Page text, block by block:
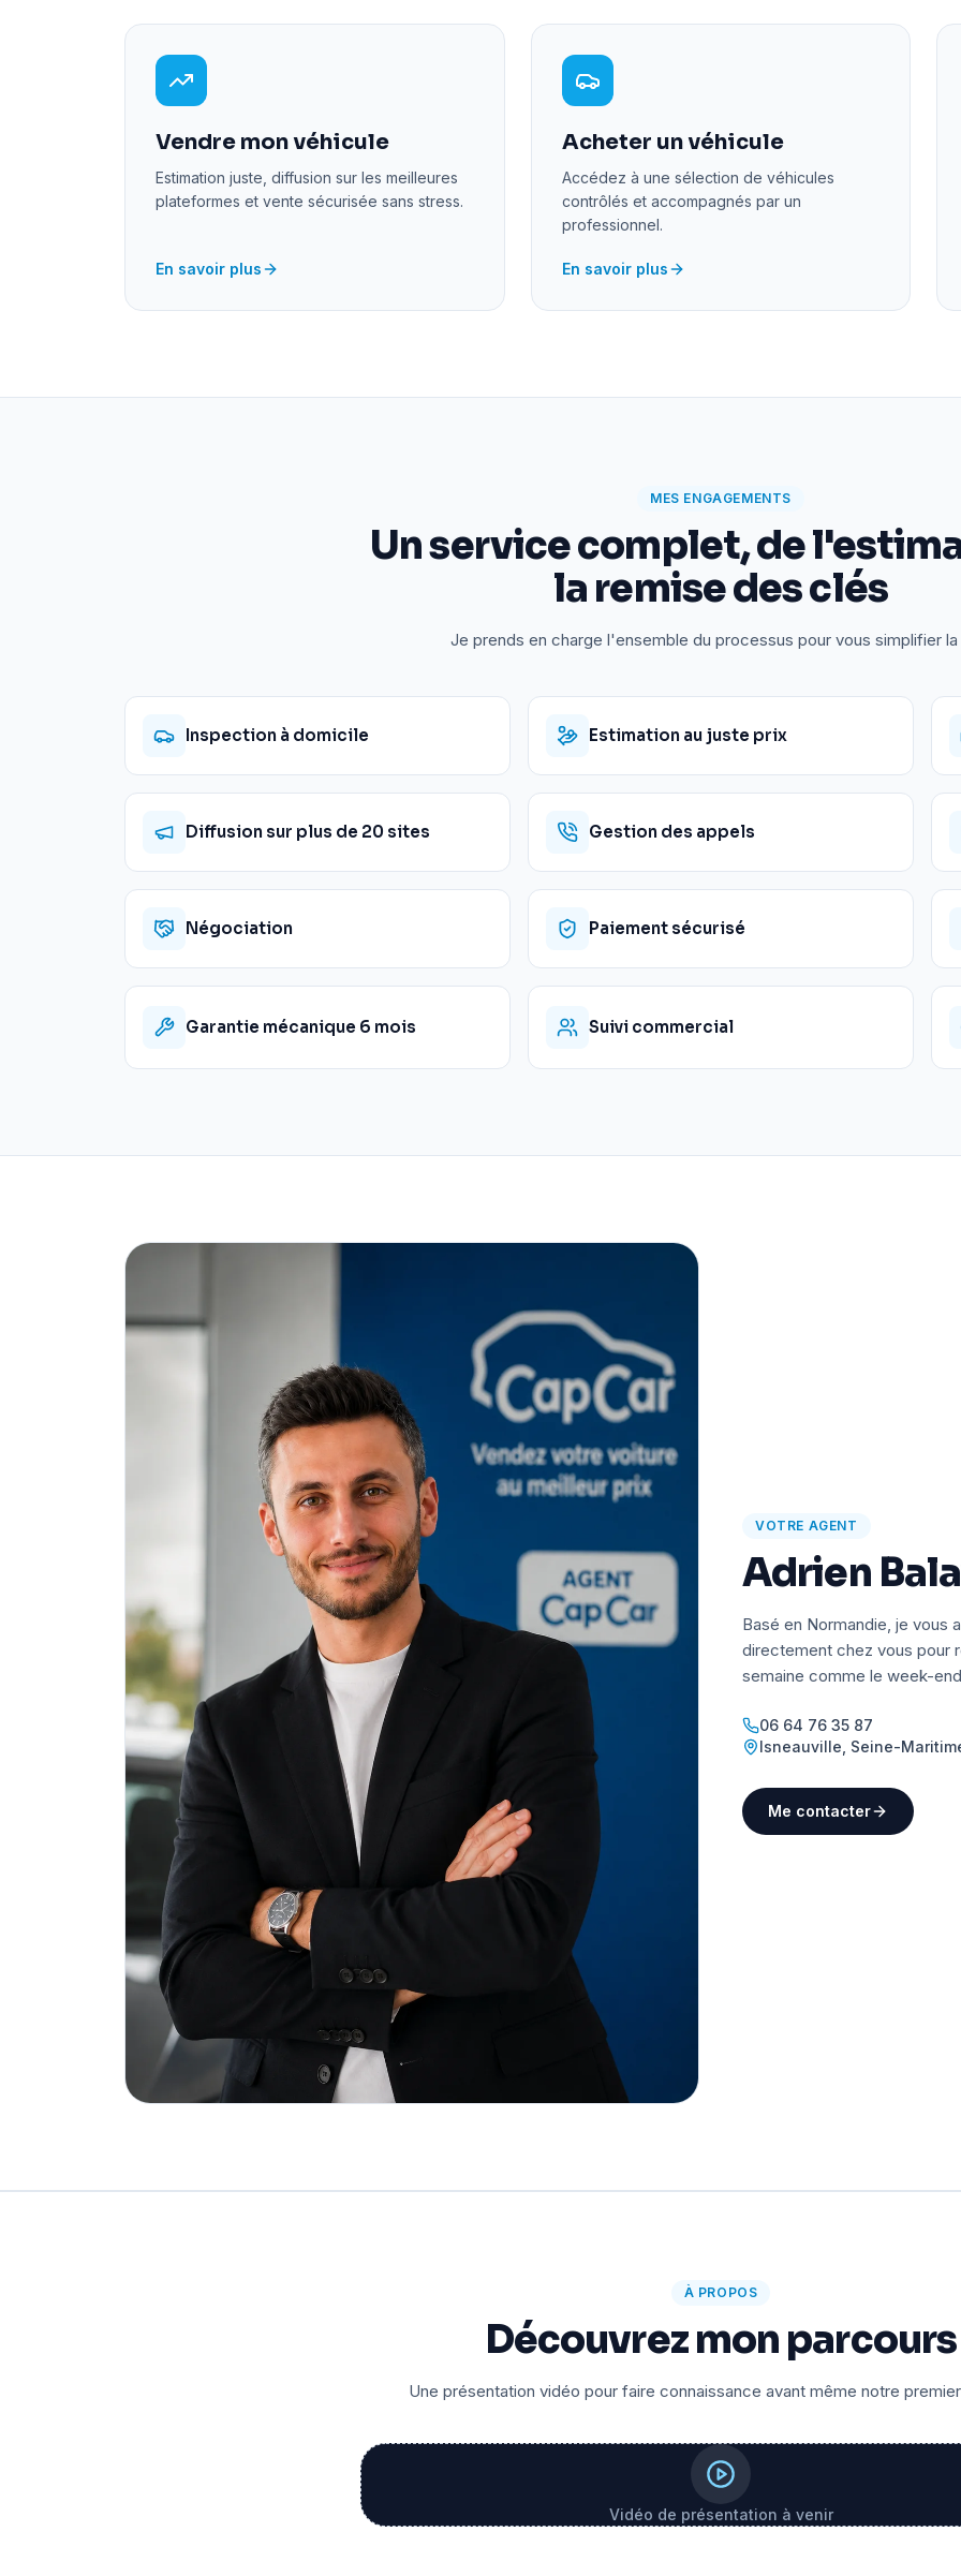
Vendre mon véhicule
Estimation juste, diffusion sur les meilleures
plateformes et vente sécurisée sans stress.
En savoir plus
Acheter un véhicule
Accédez à une sélection de véhicules
contrôlés et accompagnés par un
professionnel.
En savoir plus
MES ENGAGEMENTS
Un service complet, de
la remise des clés
Je prends en charge l'ensemble du processus pour vous simplifier la
Inspection à domicile Estimation au juste prix
Diffusion sur plus de 20 sites Gestion des appels
Négociation Paiement sécurisé
Garantie mécanique 6 mois Suivi commercial
VOTRE AGENT
Adrien
Basé en Normandie, je vous
directement chez vous pour
semaine comme le week-
06 64 76 35 87
Isneauville Seine-
Me contacter
À PROPOS
Découvrez mon parcours
Une présentation vidéo pour faire connaissance avant même notre
Vidéo de présentation à venir